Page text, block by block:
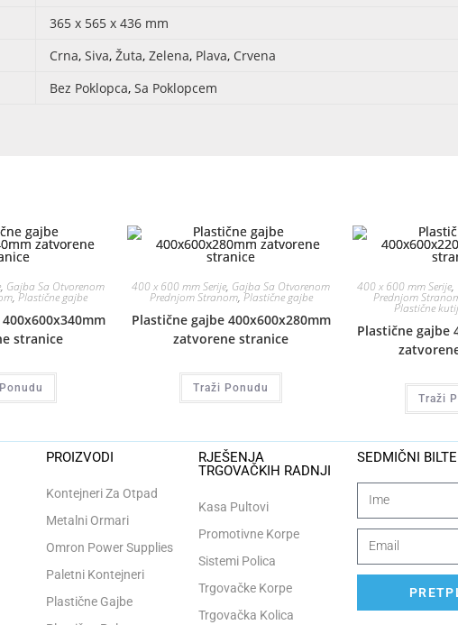
365 x 565 x 436 mm
Crna, Siva, Žuta, Zelena, Plava, Crvena
Bez Poklopca, Sa Poklopcem
, Gajba Sa Otvorenom
, Plastične gajbe
stranice
400 x 600 mm Serije, Gajba Sa Otvorenom
Prednjom Stranom, Plastične gajbe
Plastične gajbe 400x600x280mm
zatvorene stranice
Traži Ponudu
400 x 600 mm Serije,
Prednjom
Plastične
Plastične gajbe
Traži
PROIZVODI
Kontejneri Za Otpad
Metalni Ormari
Omron Power Supplies
Paletni Kontejneri
Plastične Gajbe
RJEŠENJA
TRGOVAČKIH RADNJI
Kasa Pultovi
Promotivne Korpe
Sistemi Polica
Trgovačke Korpe
Trgovačka Kolica
SEDMIČNI